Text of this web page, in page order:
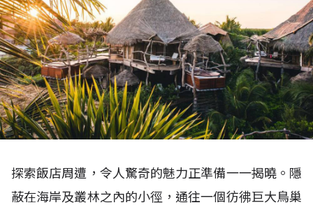
探索飯店周遭，令人驚奇的魅力正準備一一揭曉。隱
蔽在海岸及叢林之內的小徑，通往一個彷彿巨大鳥巢